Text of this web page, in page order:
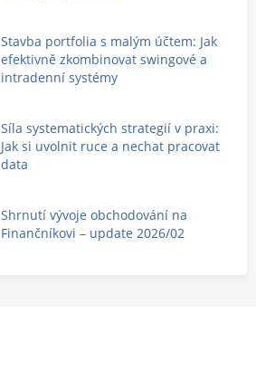
Stavba portfolia s malým účtem: Jak
efektivně zkombinovat swingové a
intradenní systémy
Síla systematických strategií v praxi:
Jak si uvolnit ruce a nechat pracovat
data
Shrnutí vývoje obchodování na
Finančníkovi – update 2026/02